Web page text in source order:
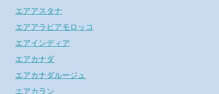
エアアスタナ
エアアラビアモロッコ
エアインディア
エアカナダ
エアカナダルージュ
エアカラン